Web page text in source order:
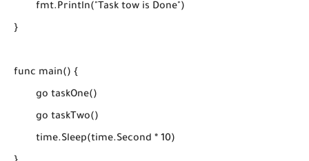
}
func main() {